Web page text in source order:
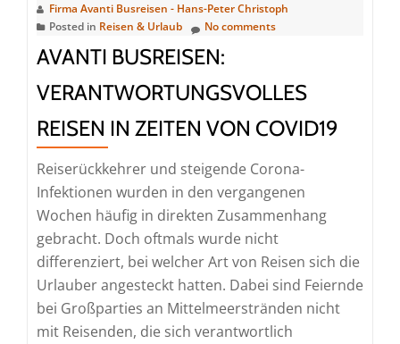
Firma Avanti Busreisen - Hans-Peter Christoph
Posted in Reisen & Urlaub No comments
AVANTI BUSREISEN:
VERANTWORTUNGSVOLLES
REISEN IN ZEITEN VON COVID19
Reiserückkehrer und steigende Corona-
Infektionen wurden in den vergangenen
Wochen häufig in direkten Zusammenhang
gebracht. Doch oftmals wurde nicht
differenziert, bei welcher Art von Reisen sich die
Urlauber angesteckt hatten. Dabei sind Feiernde
bei Großparties an Mittelmeerstränden nicht
mit Reisenden, die sich verantwortlich